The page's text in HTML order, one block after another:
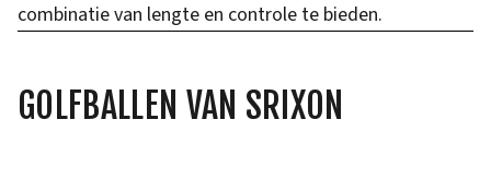
combinatie van lengte en controle te bieden.
GOLFBALLEN VAN SRIXON